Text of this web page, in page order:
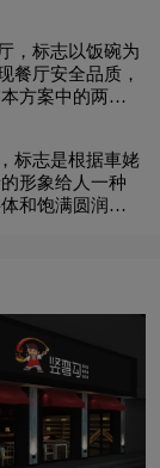
logo设计
logo设计
logo设计
神情似乎在告诉
龙虾。
，标志以饭碗为
餐厅安全品质，
方案中的两条
代表上班族的用
是一栋房子的
定位。 也意味
们吃得安心、安
定的温暖”的情
标志是根据車姥
形象给人一种
和饱满圆润的